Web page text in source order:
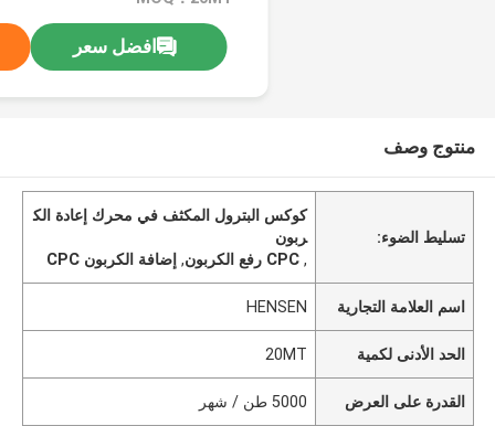
افضل سعر
منتوج وصف
تسليط الضوء:
كوكس البترول المكثف في محرك إعادة الك
ربون
,CPC رفع الكربون ,إضافة الكربون CPC
اسم العلامة التجارية HENSEN
الحد الأدنى لكمية 20MT
القدرة على العرض 5000 طن / شهر